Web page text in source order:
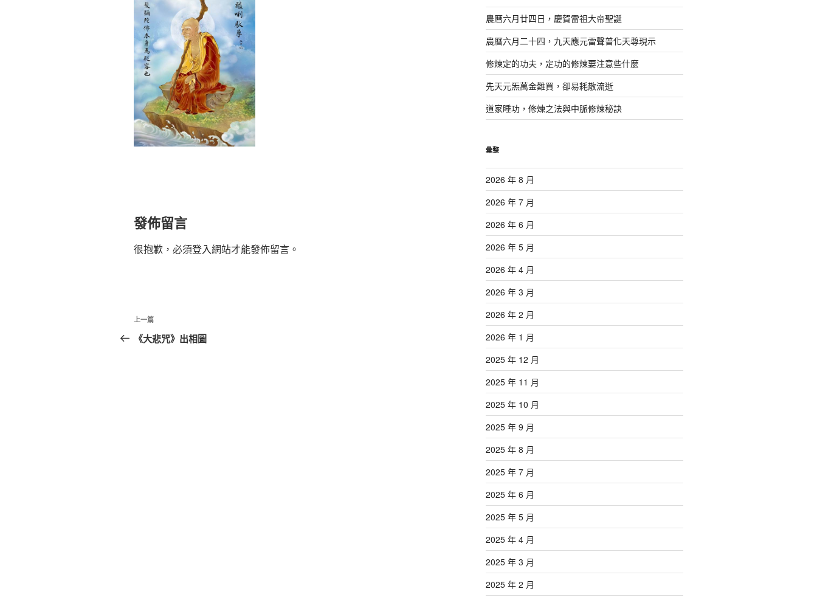
發佈留言
很抱歉，必須登入網站才能發佈留言。
文
章
上
一
上一篇
《大悲咒》出相圖
農曆六月廿四日，慶賀雷祖大帝聖誕
農曆六月二十四，九天應元雷聲普化天尊現示
修煉定的功夫，定功的修煉要注意些什麼
先天元炁萬金難買，卻易耗散流逝
道家睡功，修煉之法與中脈修煉秘訣
彙整
2026 年 8 月
2026 年 7 月
2026 年 6 月
2026 年 5 月
2026 年 4 月
2026 年 3 月
2026 年 2 月
2026 年 1 月
2025 年 12 月
2025 年 11 月
2025 年 10 月
2025 年 9 月
2025 年 8 月
2025 年 7 月
2025 年 6 月
2025 年 5 月
2025 年 4 月
2025 年 3 月
2025 年 2 月